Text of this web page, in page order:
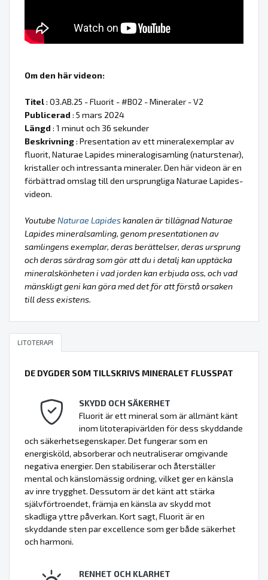
Om den här videon:
Titel: 03.AB.25 - Fluorit - #B02 - Mineraler - V2
Publicerad : 5 mars 2024
Längd : 1 minut och 36 sekunder
Beskrivning: Presentation av ett mineralexemplar av
fluorit, Naturae Lapides mineralogisamling (naturstenar),
kristaller och intressanta mineraler. Den här videon är en
förbättrad omslag till den ursprungliga Naturae Lapides-
videon.
Youtube Naturae Lapideskanalen är tillägnad Naturae
Lapides mineralsamling, genom presentationen av
samlingens exemplar, deras berättelser, deras ursprung
och deras särdrag som gör att du i detalj kan upptäcka
mineralskönheten i vad jorden kan erbjuda oss, och vad
mänskligt geni kan göra med det för att förstå orsaken
till dess existens.
LITOTERAPI
DE DYGDER SOM TILLSKRIVS MINERALET FLUSSPAT
SKYDD OCH SÄKERHET
Fluorit är ett mineral som är allmänt känt
inom litoterapivärlden för dess skyddande
och säkerhetsegenskaper. Det fungerar som en
energisköld, absorberar och neutraliserar omgivande
negativa energier. Den stabiliserar och återställer
mental och känslomässig ordning, vilket ger en känsla
av inre trygghet. Dessutom är det känt att stärka
självförtroendet, främja en känsla av skydd mot
skadliga yttre påverkan. Kort sagt, Fluorit är en
skyddande sten par excellence som ger både säkerhet
och harmoni.
RENHET OCH KLARHET